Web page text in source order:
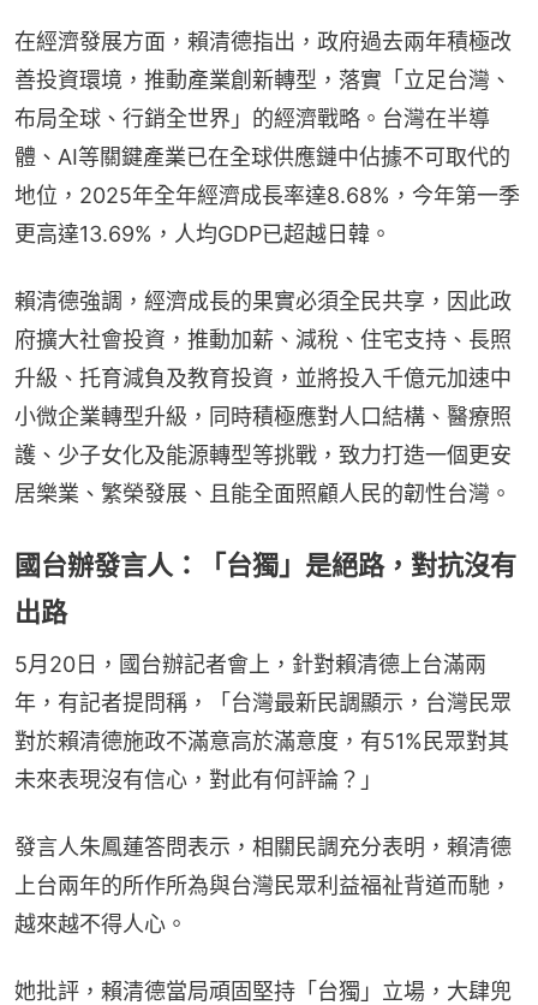
在經濟發展方面，賴清德指出，政府過去兩年積極改
善投資環境，推動產業創新轉型，落實「立足台灣、
布局全球、行銷全世界」的經濟戰略。台灣在半導
體、AI等關鍵產業已在全球供應鏈中佔據不可取代的
地位，2025年全年經濟成長率達8.68%，今年第一季
更高達13.69%，人均GDP已超越日韓。
賴清德強調，經濟成長的果實必須全民共享，因此政
府擴大社會投資，推動加薪、減稅、住宅支持、長照
升級、托育減負及教育投資，並將投入千億元加速中
小微企業轉型升級，同時積極應對人口結構、醫療照
護、少子女化及能源轉型等挑戰，致力打造一個更安
居樂業、繁榮發展、且能全面照顧人民的韌性台灣。
國台辦發言人：「台獨」是絕路，對抗沒有
出路
5月20日，國台辦記者會上，針對賴清德上台滿兩
年，有記者提問稱，「台灣最新民調顯示，台灣民眾
對於賴清德施政不滿意高於滿意度，有51%民眾對其
未來表現沒有信心，對此有何評論？」
發言人朱鳳蓮答問表示，相關民調充分表明，賴清德
上台兩年的所作所為與台灣民眾利益福祉背道而馳，
越來越不得人心。
她批評，賴清德當局頑固堅持「台獨」立場，大肆兜